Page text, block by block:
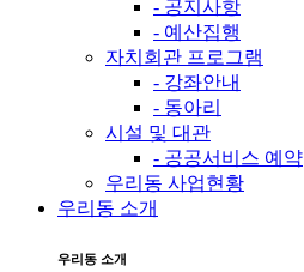
- 공지사항
- 예산집행
자치회관 프로그램
- 강좌안내
- 동아리
시설 및 대관
- 공공서비스 예약
우리동 사업현황
우리동 소개
우리동 소개